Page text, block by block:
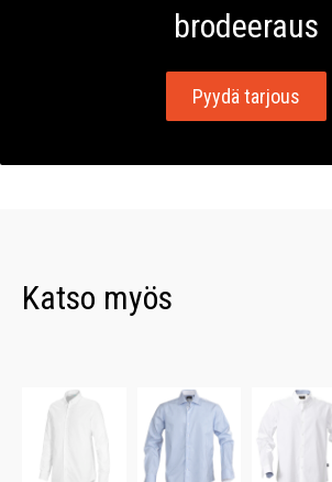
brodeeraus
Pyydä tarjous
Katso myös